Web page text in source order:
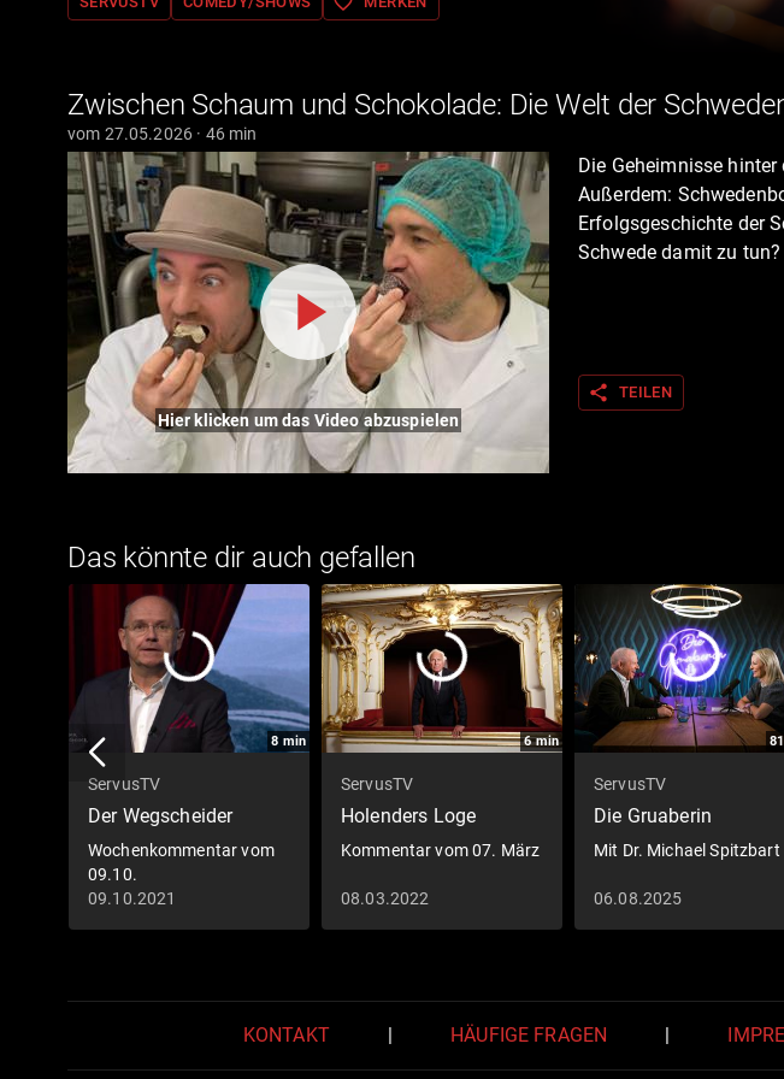
Zwischen Schaum und Schokolade: Die Welt der
vom 27.05.2026 · 46 min
Hier klicken um das Video abzuspielen
Die Geheimnisse
Außerdem:
Erfolgsgeschichte der
Schwede damit zu tun?
share TEILEN
Das könnte dir auch gefallen
8 min
ServusTV
Der Wegscheider
Wochenkommentar vom
09.10.
09.10.2021
6min
ServusTV
Holenders Loge
Kommentar vom 07. März
08.03.2022
81
ServusTV
Die Gruaberin
Mit Dr. Michael Spitzbart
06.08.2025
KONTAKT HÄUFIGE FRAGEN